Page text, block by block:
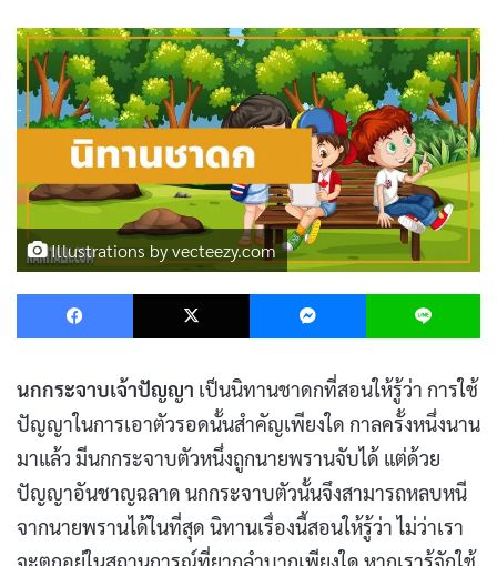
Illustrations by vecteezy.com
Facebook X Messenger
นกกระจาบเจ้าปัญญา เป็นนิทานชาดกที่สอนให้รู้ว่า การใช้
ปัญญาในการเอาตัวรอดนั้นสำคัญเพียงใด กาลครั้งหนึ่งนาน
มาแล้ว มีนกกระจาบตัวหนึ่งถูกนายพรานจับได้ แต่ด้วย
ปัญญาอันชาญฉลาด นกกระจาบตัวนั้นจึงสามารถหลบหนี
จากนายพรานได้ในที่สุด นิทานเรื่องนี้สอนให้รู้ว่า ไม่ว่าเรา
จะตกอยู่ในสถานการณ์ที่ยากลำบากเพียงใด หากเรารู้จักใช้